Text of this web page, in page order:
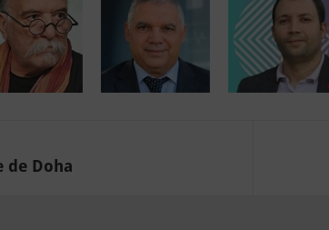
de Doha